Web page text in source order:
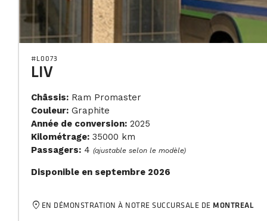
#L0073
LIV
Châssis:Ram Promaster
Couleur:Graphite
Année de conversion:2025
Kilométrage:35000 km
Passagers:4 (ajustable selon le modèle)
Disponible en septembre 2026
location_on EN DÉMONSTRATION À NOTRE SUCCURSALE DE MONTREAL